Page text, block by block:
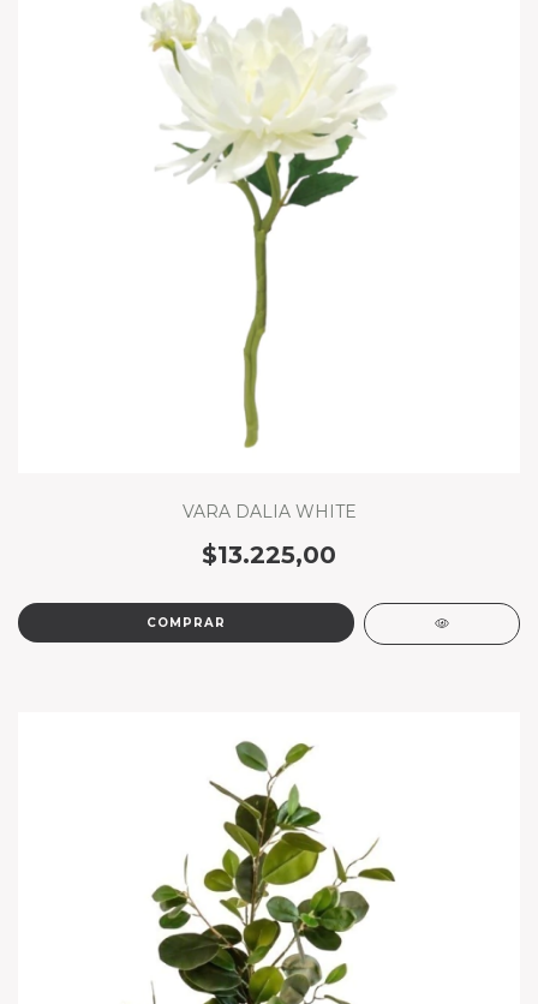
VARA DALIA WHITE
$13.225,00